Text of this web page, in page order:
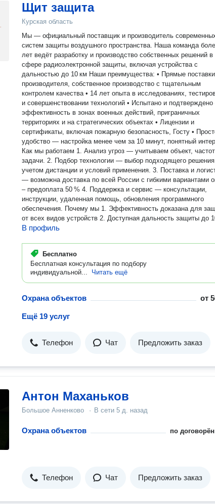
Щит защита
Курская область
Мы — официальный поставщик и производитель
систем защиты воздушного пространства. Наша команда
лет ведёт разработку и производство собственных решений в
сфере радиоэлектронной защиты, включая устройства с
дальностью до 10 км Наши преимущества: • Прямые поставки от
производителя, собственное производство с тщательным
контролем качества • 14 лет опыта в исследованиях, тестировании
и совершенствовании технологий • Испытано и подтверждено —
эффективность в зонах военных действий, приграничных
территориях и на стратегических объектах • Лицензии и
сертификаты, включая пожарную безопасность, Госту •
удобство — настройка менее чем за 10 минут, понятный
Как мы работаем 1. Анализ угроз — учитываем объект,
задачи. 2. Подбор технологии — выбор подходящего
учетом дистанции и условий применения. 3. Поставка и
— возможна доставка по всей России с гибкими вариантами
– предоплата 50 % 4. Поддержка и сервис — консультации,
инструкции, удаленная помощь, обновления программного
обеспечения. Почему мы 1. Эффективность доказана для защиты
от всех видов устройств 2. Доступная дальность защиты до
точная блокировка сигналов 3. Гибкий контроль: ручной или
техническим регламентам, удобство эксплуатации и
Закажите консультацию — и получите индивидуальное
коммерческое предложение. Доступен мессенджеры: Telegram,
WhatsApp — оперативно ответим на ваши вопросы.
В профиль
Бесплатно
Бесплатная консультация по подбору
индивидуальной...
Читать ещё
Охрана объектов от
Ещё 19 услуг
Телефон Чат Предложить заказ
Антон Маханьков
Большое Анненково · В сети 5 д. назад
Охрана объектов по
Телефон Чат Предложить заказ